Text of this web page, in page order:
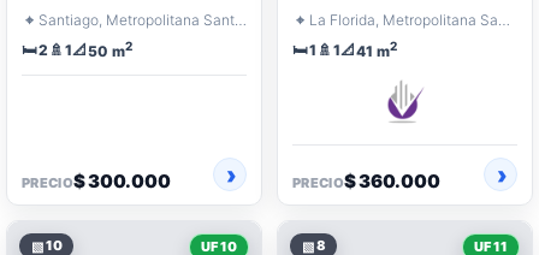
recámaras y un baño
⌖ Santiago, Metropolitana Santiago
🛏️2 🚿 1📐50 m2
PRECIO$ 300.000
⌖
La Florida, Metropolitana Santiago
🛏️1 🚿 1📐41 m2
PRECIO$ 360.000
▧10 UF 10 ▧8 UF 11